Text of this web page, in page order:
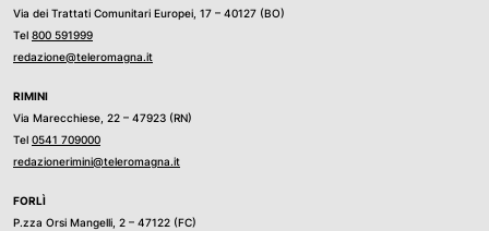
Via dei Trattati Comunitari Europei, 17 – 40127 (BO)
Tel 800 591999
redazione@teleromagna.it
RIMINI
Via Marecchiese, 22 – 47923 (RN)
Tel 0541 709000
redazionerimini@teleromagna.it
FORLÌ
P.zza Orsi Mangelli, 2 – 47122 (FC)